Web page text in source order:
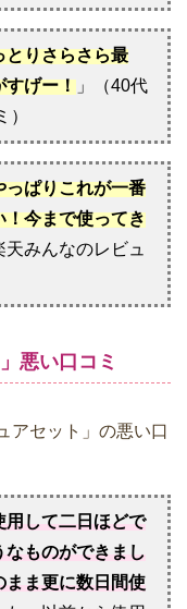
とりさらさら最
すげー！ 」（40代
っぱりこれが一番
！今まで使ってき
みんなのレビュ
悪い口コミ
アセット」の悪い口
用して二日ほどで
ものができまし
まま更に数日間使